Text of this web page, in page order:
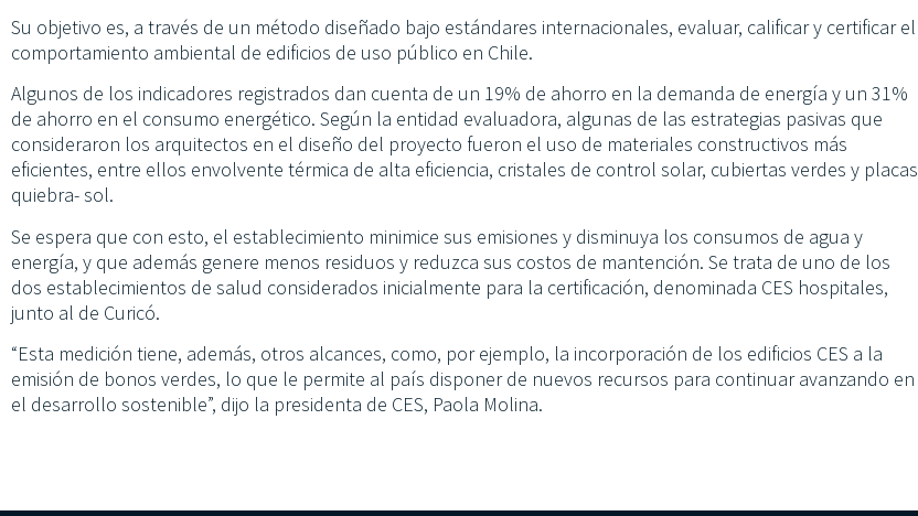
Su objetivo es, a través de un método diseñado bajo estándares internacionales, evaluar, calificar y certificar el
comportamiento ambiental de edificios de uso público en Chile.
Algunos de los indicadores registrados dan cuenta de un 19% de ahorro en la demanda de energía y un 31%
de ahorro en el consumo energético. Según la entidad evaluadora, algunas de las estrategias pasivas que
consideraron los arquitectos en el diseño del proyecto fueron el uso de materiales constructivos más
eficientes, entre ellos envolvente térmica de alta eficiencia, cristales de control solar, cubiertas verdes y placas
quiebra- sol.
Se espera que con esto, el establecimiento minimice sus emisiones y disminuya los consumos de agua y
energía, y que además genere menos residuos y reduzca sus costos de mantención. Se trata de uno de los
dos establecimientos de salud considerados inicialmente para la certificación, denominada CES hospitales,
junto al de Curicó.
“Esta medición tiene, además, otros alcances, como, por ejemplo, la incorporación de los edificios CES a la
emisión de bonos verdes, lo que le permite al país disponer de nuevos recursos para continuar avanzando en
el desarrollo sostenible”, dijo la presidenta de CES, Paola Molina.